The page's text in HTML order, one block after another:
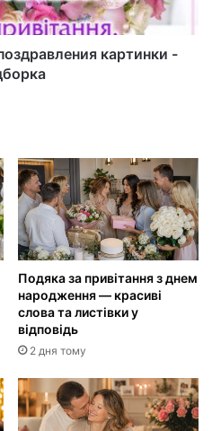
картинки -
Подяка за привітання з днем
народження — красиві
слова та листівки у
відповідь
2 дня тому